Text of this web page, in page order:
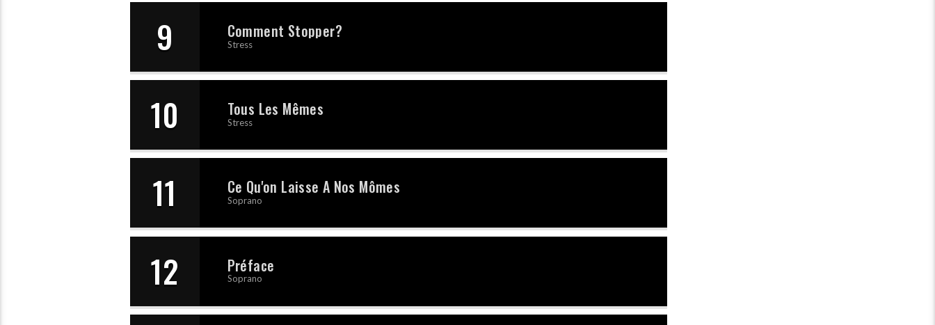
9 Comment Stopper?
Stress
10 Tous Les Mêmes
Stress
11 Ce Qu'on Laisse A Nos Mômes
Soprano
12 Préface
Soprano